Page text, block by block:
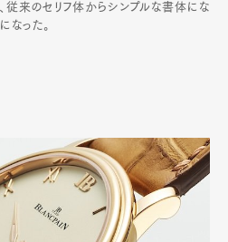
従来のセリフ体からシンプルな書体にな
なった。